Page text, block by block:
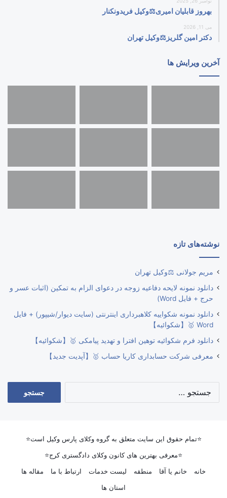
بهروز قابلیان امیری⚖️وکیل فریدونکنار
می 11, 2026
دکتر امین گلریز⚖️وکیل تهران
آخرین ویرایش ها
نوشته‌های تازه
مریم جولانی ⚖️وکیل تهران
دانلود نمونه لایحه دفاعیه زوجه در دعوای الزام به تمکین (اثبات عسر و
حرج + فایل Word)
دانلود نمونه شکواییه کلاهبرداری اینترنتی (سایت دیوار/شیپور) + فایل
Word 🥇【شکوائیه】
دانلود فرم شکوائیه توهین افترا و تهدید پیامکی 🥇【شکوائیه】
معرفی شرکت حسابداری کاریا حساب 🥇【آپدیت جدید】
⭐تمام حقوق این سایت متعلق به گروه وکلای پارس وکیل است⭐
⭐معرفی بهترین های کانون وکلای دادگستری کرج⭐
خانه
خانم یا آقا منطقه لیست خدمات ارتباط با ما
مقاله ها
استان ها